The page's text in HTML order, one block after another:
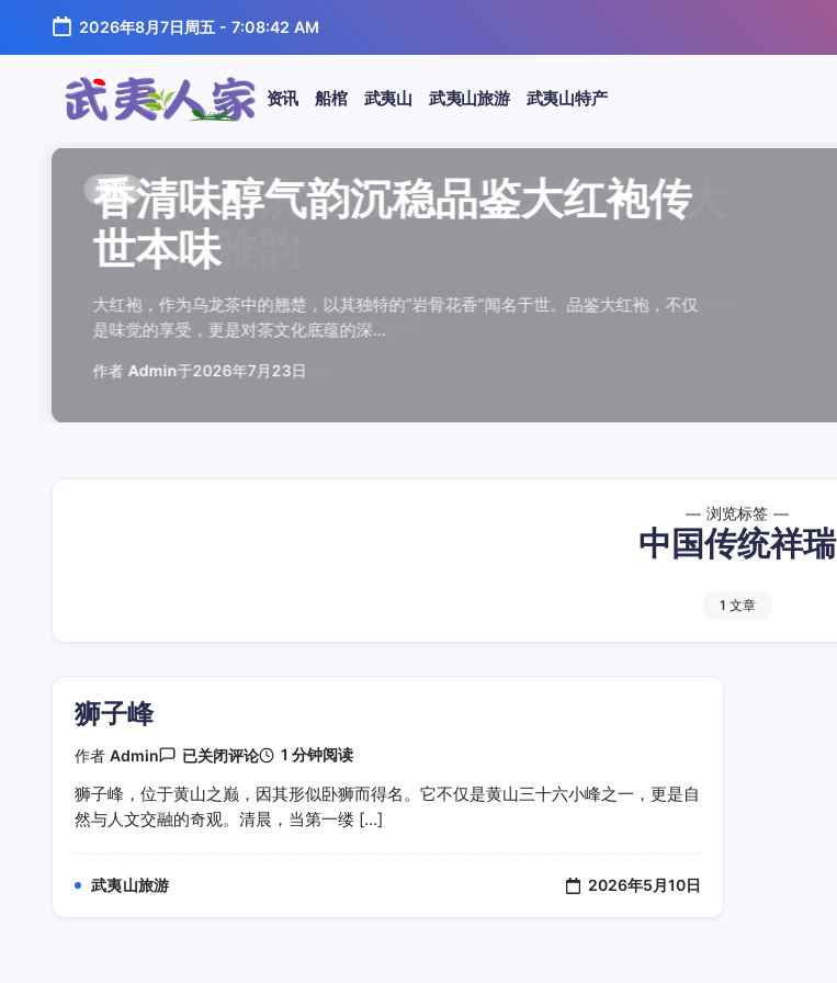
正
2026年8月7日周五- 7:08:43 AM
武
夷
资讯 船棺 武夷山 武夷山旅游 武夷山特产
资讯
闲煮岩茶慢时光细品肉桂水仙大
红袍雅韵
在喧嚣的都市生活中，寻一处静谧，煮一壶岩茶，让时光慢下来。岩茶，产自福建武
夷山，因生长在岩石缝隙中而得名，其独…
作者 Admin于2026年7月24日
资讯
香清味醇气韵沉稳品鉴大红袍传
世本味
大红袍，作为乌龙茶中的翘楚，以其独特的“岩骨花香”闻名于世。品鉴大红袍，不仅
是味觉的享受，更是对茶文化底蕴的深…
作者 Admin于2026年7月23日
资讯
汤水顺滑底蕴绵长品鉴武夷水仙
温润质感
武夷水仙，作为乌龙茶中的经典品种，以其汤水顺滑、底蕴绵长而备受茶客青睐。品
鉴这款茶，仿佛在品味一段悠长的岁月，…
作者 Admin于2026年7月22日
资讯
唇齿留香久久不散品鉴武夷肉桂
独特魅力
武夷岩茶，素有“岩骨花香”之誉，而肉桂更是其中翘楚。其名源于香叶似肉桂，更因
其茶汤入口后，唇齿留香久久不散，令…
作者 Admin于2026年7月21日
资讯
岩韵浓淡各不同三款经典岩茶对
比品鉴
岩茶，作为乌龙茶中的瑰宝，以其独特的“岩韵”闻名于世。所谓岩韵，是茶叶在武夷
山丹霞地貌中吸收岩石矿物精华后形成…
作者 Admin于2026年7月20日
资讯
观汤色赏叶底全面品鉴肉桂水仙
大红袍
品鉴武夷岩茶，观汤色与赏叶底是关键环节。肉桂、水仙、大红袍作为岩茶代表，其
汤色与叶底各具特色，折射出工艺与山场…
作者 Admin于2026年7月19日
资讯
闲煮岩茶慢时光细品肉桂水仙大
红袍雅韵
在喧嚣的都市生活中，寻一处静谧，煮一壶岩茶，让时光慢下来。岩茶，产自福建武
夷山，因生长在岩石缝隙中而得名，其独…
作者 Admin于2026年7月24日
资讯
香清味醇气韵沉稳品鉴大红袍传
世本味
大红袍，作为乌龙茶中的翘楚，以其独特的“岩骨花香”闻名于世。品鉴大红袍，不仅
是味觉的享受，更是对茶文化底蕴的深…
作者 Admin于2026年7月23日
资讯汤水顺滑底蕴绵长品鉴武夷水仙
温润质感
武夷水仙，作为乌龙茶中的经典品种，以其汤水顺滑、底蕴绵长而备受茶客青睐。品
鉴这款茶，仿佛在品味一段悠长的岁月，…
Admin于2026年7月22日
资讯唇齿留香久久不散品鉴武夷肉桂
独特魅力
武夷岩茶，素有“岩骨花香”之誉，而肉桂更是其中翘楚。其名源于香叶似肉桂，更因
其茶汤入口后，唇齿留香久久不散，令…
Admin于2026年7月21日
资讯岩韵浓淡各不同三款经典岩茶对
比品鉴
岩茶，作为乌龙茶中的瑰宝，以其独特的“岩韵”闻名于世。所谓岩韵，是茶叶在武夷
山丹霞地貌中吸收岩石矿物精华后形成…
Admin于2026年7月20日
资讯观汤色赏叶底全面品鉴肉桂水仙
大红袍
品鉴武夷岩茶，观汤色与赏叶底是关键环节。肉桂、水仙、大红袍作为岩茶代表，其
汤色与叶底各具特色，折射出工艺与山场…
Admin于2026年7月19日
资讯闲煮岩茶慢时光细品肉桂水仙大
红袍雅韵
在喧嚣的都市生活中，寻一处静谧，煮一壶岩茶，让时光慢下来。岩茶，产自福建武
夷山，因生长在岩石缝隙中而得名，其独…
Admin于2026年7月24日
资讯香清味醇气韵沉稳品鉴大红袍传
世本味
大红袍，作为乌龙茶中的翘楚，以其独特的“岩骨花香”闻名于世。品鉴大红袍，不仅
是味觉的享受，更是对茶文化底蕴的深…
Admin于2026年7月23日
资讯汤水顺滑底蕴绵长品鉴武夷水仙
温润质感
武夷水仙，作为乌龙茶中的经典品种，以其汤水顺滑、底蕴绵长而备受茶客青睐。品
鉴这款茶，仿佛在品味一段悠长的岁月，…
Admin于2026年7月22日
资讯唇齿留香久久不散品鉴武夷肉桂
独特魅力
武夷岩茶，素有“岩骨花香”之誉，而肉桂更是其中翘楚。其名源于香叶似肉桂，更因
其茶汤入口后，唇齿留香久久不散，令…
Admin于2026年7月21日
资讯岩韵浓淡各不同三款经典岩茶对
比品鉴
岩茶，作为乌龙茶中的瑰宝，以其独特的“岩韵”闻名于世。所谓岩韵，是茶叶在武夷
山丹霞地貌中吸收岩石矿物精华后形成…
Admin于2026年7月20日
资讯观汤色赏叶底全面品鉴肉桂水仙
大红袍
品鉴武夷岩茶，观汤色与赏叶底是关键环节。肉桂、水仙、大红袍作为岩茶代表，其
汤色与叶底各具特色，折射出工艺与山场…
Admin于2026年7月19日
浏览标签
中国传统祥瑞
1 文章
狮子峰
作者 Admin
狮
峰
已关闭评论 1 分钟阅读
狮子峰，位于黄山之巅，因其形似卧狮而得名。它不仅是黄山三十六小峰之一，更是自
然与人文交融的奇观。清晨，当第一缕 […]
武夷山旅游 2026年5月10日